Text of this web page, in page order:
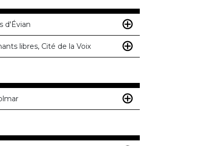
d'Évian
libres, Cité de la Voix